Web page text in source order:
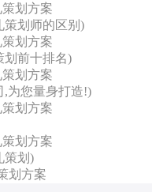
划方案
策划师的区别)
划方案
划前十排名)
划方案
,为您量身打造!)
划方案
划方案
策划)
划方案